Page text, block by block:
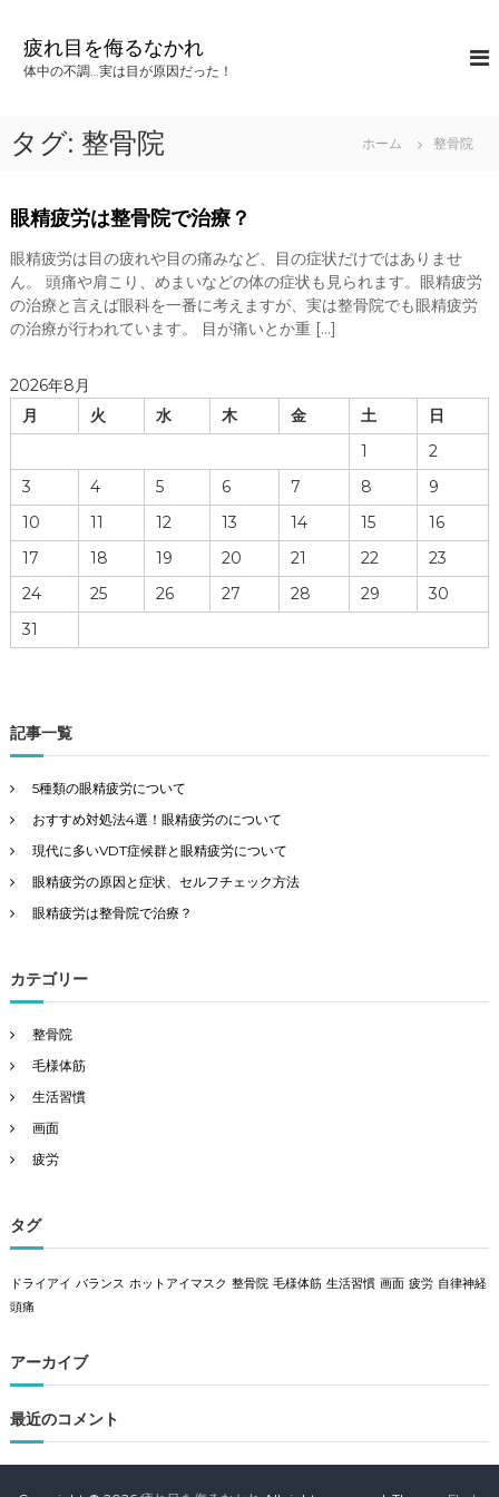
ス
プ
疲れ目を侮るなかれ
体中の不調…実は目が原因だった！
タグ: 整骨院 ホーム 整骨院
眼精疲労は整骨院で治療？
眼精疲労は目の疲れや目の痛みなど、目の症状だけではありませ
ん。 頭痛や肩こり、めまいなどの体の症状も見られます。眼精疲労
の治療と言えば眼科を一番に考えますが、実は整骨院でも眼精疲労
の治療が行われています。 目が痛いとか重 […]
2026年8月
月
火 水 木 金 土
日
1
2
3
4 5 6 7 8
9
10
11 12 13 14 15
16
17
18 19 20 21 22
23
24
25 26 27 28 29
30
31
記事一覧
5種類の眼精疲労について
おすすめ対処法4選！眼精疲労のについて
現代に多いVDT症候群と眼精疲労について
眼精疲労の原因と症状、セルフチェック方法
眼精疲労は整骨院で治療？
カテゴリー
整骨院
毛様体筋
生活習慣
画面
疲労
タグ
ドライアイ バランス ホットアイマスク 整骨院 毛様体筋 生活習慣 画面 疲労 自律神経
頭痛
アーカイブ
最近のコメント